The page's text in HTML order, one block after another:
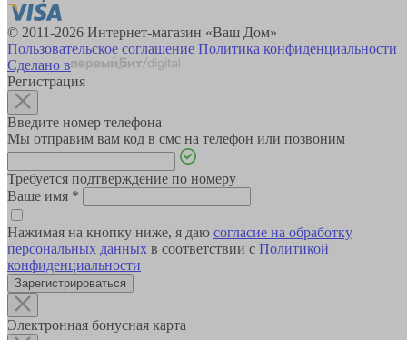
© 2011-2026 Интернет-магазин «Ваш Дом»
Пользовательское соглашение Политика конфиденциальности
Сделано в
Регистрация
Введите номер телефона
Мы отправим вам код в смс на телефон или позвоним
Требуется подтверждение по номеру
Ваше имя *
Нажимая на кнопку ниже, я даю согласие на обработку
персональных данных в соответствии с Политикой
конфиденциальности
Зарегистрироваться
Электронная бонусная карта